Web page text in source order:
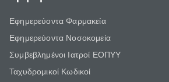
Εφημερεύοντα Φαρμακεία
Εφημερεύοντα Νοσοκομεία
Συμβεβλημένοι Ιατροί ΕΟΠΥΥ
Ταχυδρομικοί Κωδικοί